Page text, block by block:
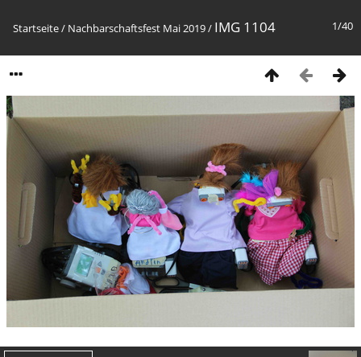
1/40
Startseite/ Nachbarschaftsfest Mai 2019/ IMG 1104